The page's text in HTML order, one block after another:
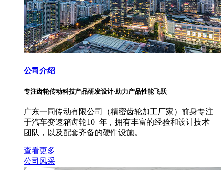
公司介绍
专注齿轮传动科技产品研发设计·助力产品性能飞跃
广东一同传动有限公司（精密齿轮加工厂家）前身专注
于汽车变速箱齿轮10+年，拥有丰富的经验和设计技术
团队，以及配套齐备的硬件设施。
查看更多
公司风采